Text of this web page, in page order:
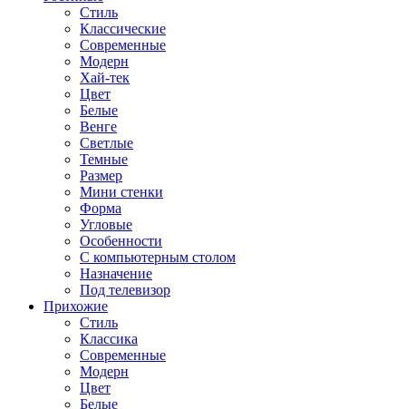
Стиль
Классические
Современные
Модерн
Хай-тек
Цвет
Белые
Венге
Светлые
Темные
Размер
Мини стенки
Форма
Угловые
Особенности
С компьютерным столом
Назначение
Под телевизор
Прихожие
Стиль
Классика
Современные
Модерн
Цвет
Белые